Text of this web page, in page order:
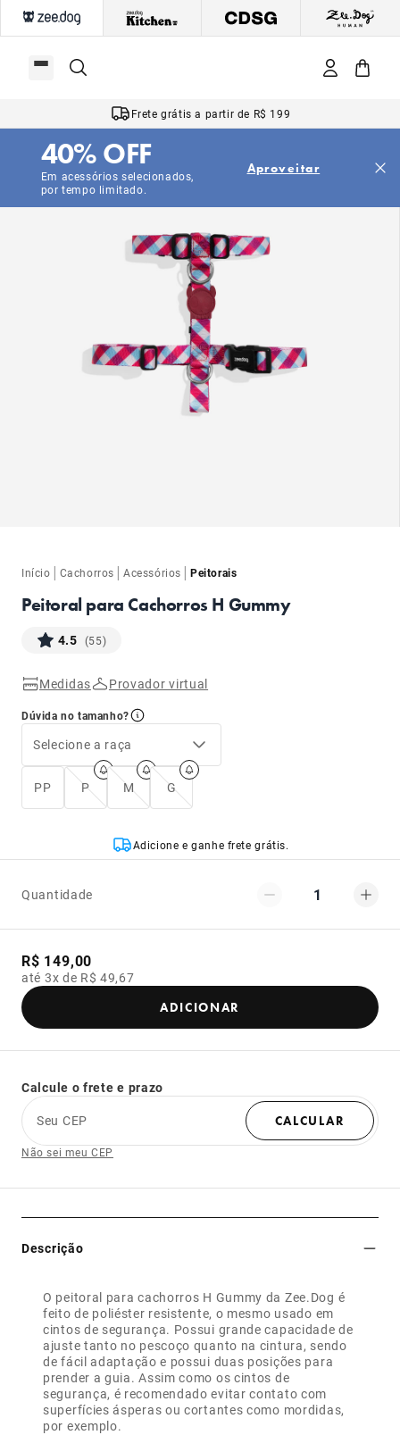
Frete grátis a partir de R$ 199
Em acessórios selecionados,
por tempo limitado.
40% OFF Aproveitar
Início | Cachorros |Acessórios |Peitorais
Peitoral para Cachorros H Gummy
4.5 (55)
Medidas Provador virtual
Dúvida no tamanho?
Selecione a raça
PP P M G
Adicione e ganhe frete grátis.
Quantidade 1
R$ 149,00
até 3x de R$ 49,67
ADICIONAR
Calcule o frete e prazo
Seu CEP
CALCULAR
Não sei meu CEP
Descrição
O peitoral para cachorros H Gummy da Zee.Dog é
feito de poliéster resistente, o mesmo usado em
cintos de segurança. Possui grande capacidade de
ajuste tanto no pescoço quanto na cintura, sendo
de fácil adaptação e possui duas posições para
prender a guia. Assim como os cintos de
segurança, é recomendado evitar contato com
superfícies ásperas ou cortantes como mordidas,
por exemplo.